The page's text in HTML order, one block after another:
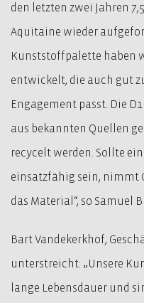
den letzten zwei Jahren
Aquitaine wieder
Kunststoffpalette haben
entwickelt, die auch gut
Engagement passt. Die
aus bekannten Quellen
recycelt werden. Sollte
einsatzfähig sein, nimmt
das Material“, so Samuel
Bart Vandekerkhof,
unterstreicht: „Unsere
lange Lebensdauer und